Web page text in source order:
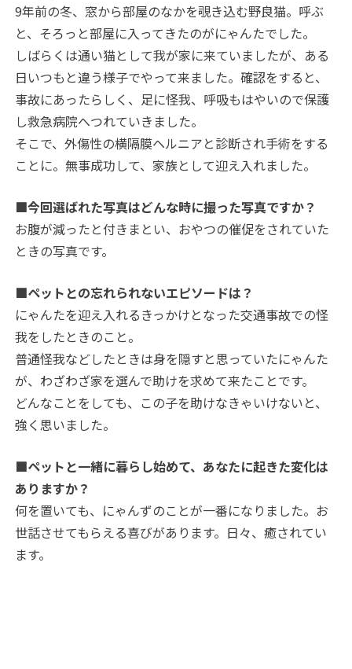
9年前の冬、窓から部屋のなかを覗き込む野良猫。呼ぶ
と、そろっと部屋に入ってきたのがにゃんたでした。
しばらくは通い猫として我が家に来ていましたが、ある
日いつもと違う様子でやって来ました。確認をすると、
事故にあったらしく、足に怪我、呼吸もはやいので保護
し救急病院へつれていきました。
そこで、外傷性の横隔膜ヘルニアと診断され手術をする
ことに。無事成功して、家族として迎え入れました。
■今回選ばれた写真はどんな時に撮った写真ですか？
お腹が減ったと付きまとい、おやつの催促をされていた
ときの写真です。
■ペットとの忘れられないエピソードは？
にゃんたを迎え入れるきっかけとなった交通事故での怪
我をしたときのこと。
普通怪我などしたときは身を隠すと思っていたにゃんた
が、わざわざ家を選んで助けを求めて来たことです。
どんなことをしても、この子を助けなきゃいけないと、
強く思いました。
■ペットと一緒に暮らし始めて、あなたに起きた変化は
ありますか？
何を置いても、にゃんずのことが一番になりました。お
世話させてもらえる喜びがあります。日々、癒されてい
ます。